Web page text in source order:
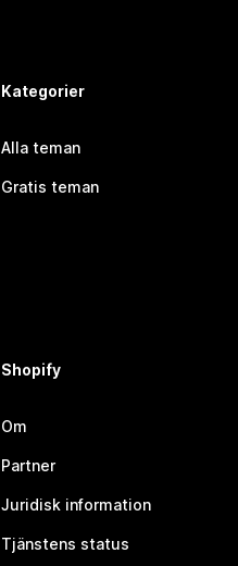
Kategorier
Alla teman
Gratis teman
Shopify
Om
Partner
Juridisk information
Tjänstens status